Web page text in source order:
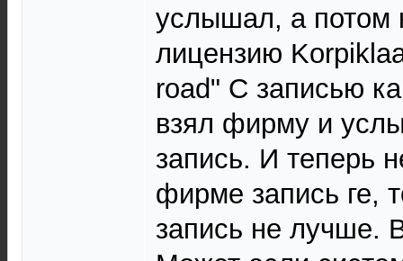
услышал, а потом
лицензию
road" С записью
взял фирму и
запись. И теперь
фирме запись ге,
запись не лучше.